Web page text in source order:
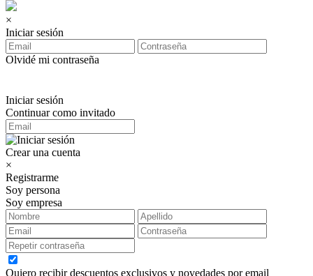
×
Iniciar sesión
Olvidé mi contraseña
Iniciar sesión
Continuar como invitado
Crear una cuenta
×
Registrarme
Soy persona
Soy empresa
Quiero recibir descuentos exclusivos y novedades por email